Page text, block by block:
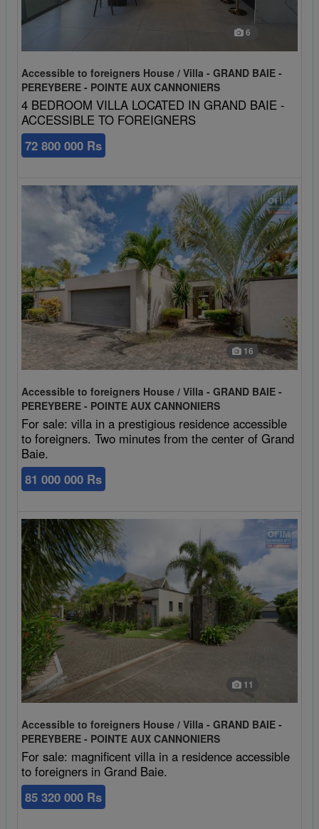
6
Accessible to foreigners House / Villa - GRAND BAIE -
PEREYBERE - POINTE AUX CANNONIERS
4 BEDROOM VILLA LOCATED IN GRAND BAIE -
ACCESSIBLE TO FOREIGNERS
72 800 000 Rs
16
Accessible to foreigners House / Villa - GRAND BAIE -
PEREYBERE - POINTE AUX CANNONIERS
For sale: villa in a prestigious residence accessible
to foreigners. Two minutes from the center of Grand
Baie.
81 000 000 Rs
11
Accessible to foreigners House / Villa - GRAND BAIE -
PEREYBERE - POINTE AUX CANNONIERS
For sale: magnificent villa in a residence accessible
to foreigners in Grand Baie.
85 320 000 Rs